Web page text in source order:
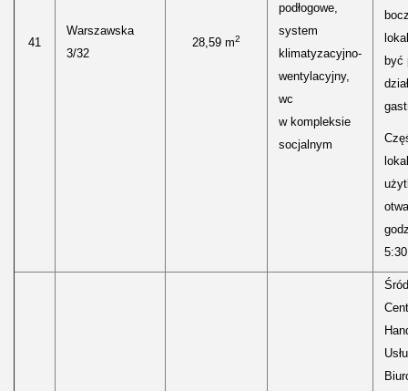
41
Warszawska
3/32
28,59 m2
podłogowe,
system
klimatyzacyjno-
wentylacyjny,
wc
w kompleksie
socjalnym
być